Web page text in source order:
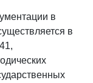
в
в